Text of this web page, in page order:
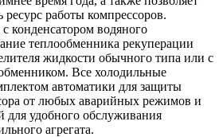
работы компрессоров.
конденсатором водяного
теплообменника рекуперации
жидкости обычного типа или с
Все холодильные
автоматики для защиты
от любых аварийных режимов и
для удобного обслуживания
агрегата.